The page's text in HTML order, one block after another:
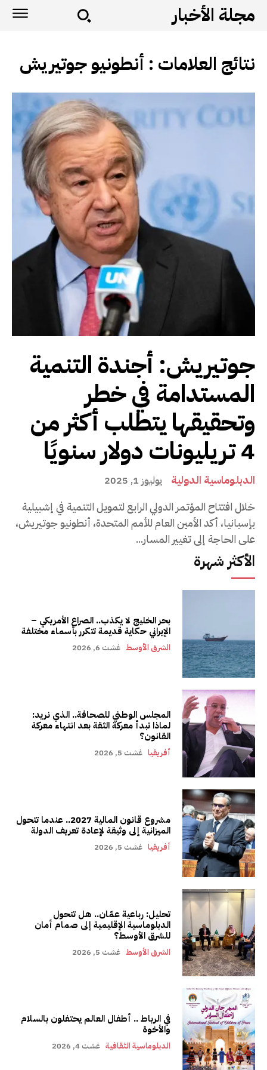
مجلة الأخبار
نتائج العلامات : أنطونيو جوتيريش
جوتيريش: أجندة التنمية
المستدامة في خطر
وتحقيقها يتطلب أكثر من
4 تريليونات دولار سنويًا
الدبلوماسية الدولية يوليوز 1, 2025
خلال افتتاح المؤتمر الدولي الرابع لتمويل التنمية في إشبيلية
بإسبانيا، أكد الأمين العام للأمم المتحدة، أنطونيو جوتيريش،
على الحاجة إلى تغيير المسار...
الأكثر شهرة
بحر الخليج لا يكذب.. الصراع الأمريكي –
الإيراني حكاية قديمة تتكرر بأسماء مختلفة
الشرق الأوسط غشت 6, 2026
المجلس الوطني للصحافة.. الذي نريد:
لماذا تبدأ معركة الثقة بعد انتهاء معركة
القانون؟
أفريقيا غشت 5, 2026
مشروع قانون المالية 2027.. عندما تتحول
الميزانية إلى وثيقة لإعادة تعريف الدولة
أفريقيا غشت 5, 2026
تحليل: رباعية عمّان.. هل تتحول
الدبلوماسية الإقليمية إلى صمام أمان
للشرق الأوسط؟
الشرق الأوسط غشت 5, 2026
في الرباط .. أطفال العالم يحتفلون بالسلام
والأخوة
الدبلوماسية الثقافية غشت 4, 2026